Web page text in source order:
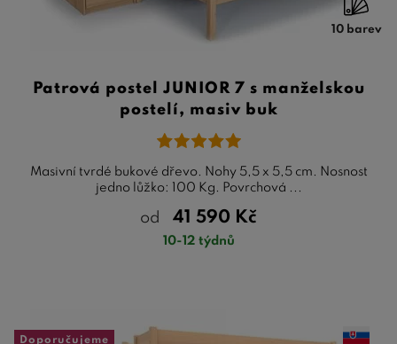
10 barev
Patrová postel JUNIOR 7 s manželskou
postelí, masiv buk
Masivní tvrdé bukové dřevo. Nohy 5,5 x 5,5 cm. Nosnost
jedno lůžko: 100 Kg. Povrchová ...
od 41 590 Kč
10-12 týdnů
Doporučujeme